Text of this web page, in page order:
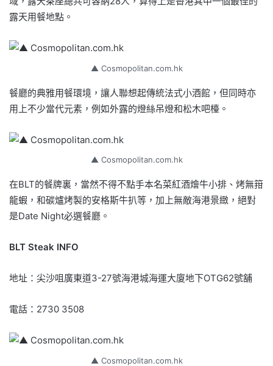
露天用餐地點。
▲ Cosmopolitan.com.hk
餐廳的典雅用餐環境，讓人聯想起傳統法式小酒館，但同時亦
用上不少當代元素，例如外露的燈絲吊燈和松木吧檯。
▲ Cosmopolitan.com.hk
在BLT的餐牌裏，當然不得不點手本名菜紅酒燴牛小排、烤無箝
龍蝦，和碳爐烤製的安格斯牛扒等，加上無敵海港景緻，絕對
是Date Night必選餐廳。
BLT Steak INFO
地址：尖沙咀廣東道3-27號海港城海運大廈地下OTG62號舖
電話：2730 3508
▲ Cosmopolitan.com.hk